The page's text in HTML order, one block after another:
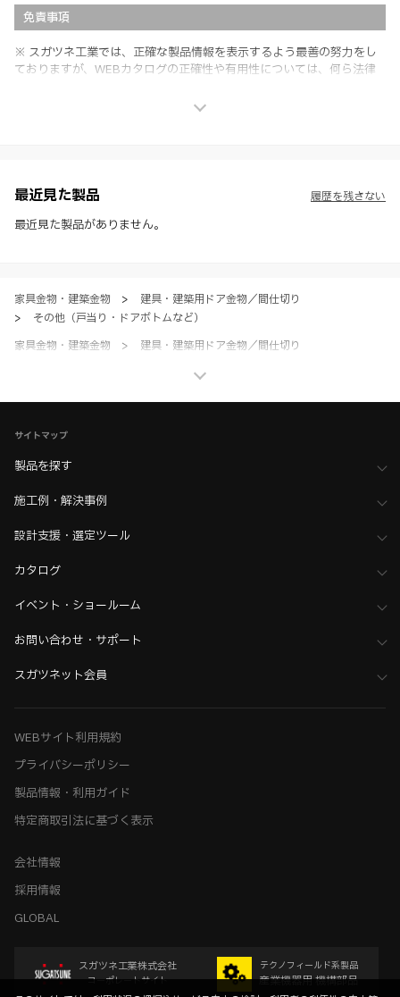
免責事項
※ スガツネ工業では、正確な製品情報を表示するよう最善の努力をし
ておりますが、WEBカタログの正確性や有用性については、何ら法律
社製品の使用ご検討、又は販売促進目的の利用に限ります。
※ 本WEBサイト製品情報のご利用にあたっては、WEBサイト利用規
約、プライバシーポリシー、製品情報ガイドをご確認いただき、内容の
最近見た製品
最近見た製品がありません。
履歴を残さない
家具金物・建築金物 >
建具・建築用ドア金物／間仕切り
>
その他（戸当り・ドアボトムなど）
家具金物・建築金物
>
建具・建築用ドア金物／間仕切り
サイトマップ
製品を探す
施工例・解決事例
設計支援・選定ツール
カタログ
イベント・ショールーム
お問い合わせ・サポート
スガツネット会員
WEBサイト利用規約
プライバシーポリシー
製品情報・利用ガイド
特定商取引法に基づく表示
会社情報
採用情報
GLOBAL
スガツネ工業株式会社
コーポレートサイト
テクノフィールド系製品
産業機器用 機構部品